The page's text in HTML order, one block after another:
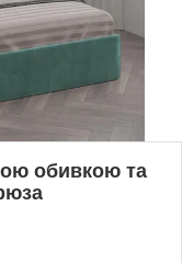
обивкою та